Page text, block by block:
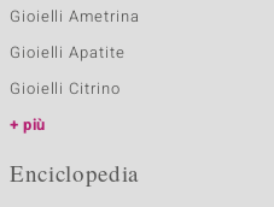
Gioielli Ametrina
Gioielli Apatite
Gioielli Citrino
più
Enciclopedia